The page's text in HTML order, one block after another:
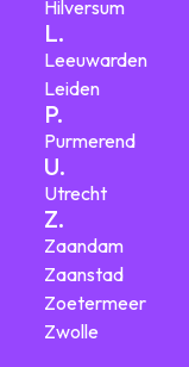
Hilversum
L.
Leeuwarden
Leiden
P.
Purmerend
U.
Utrecht
Z.
Zaandam
Zaanstad
Zoetermeer
Zwolle